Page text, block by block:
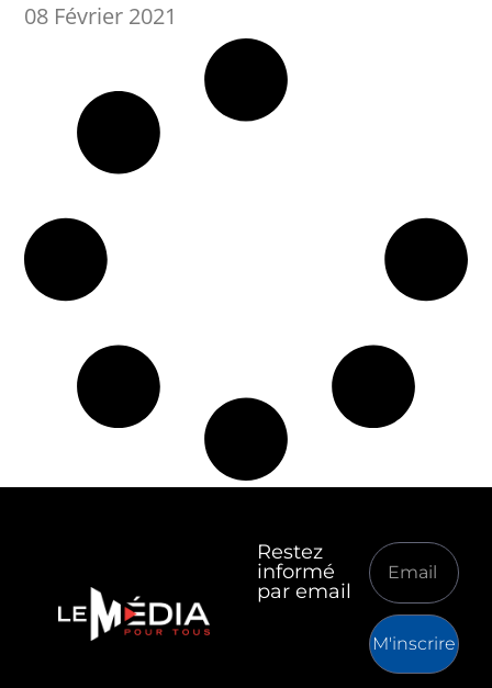
08 Février 2021
Restez
informé
par email
M'inscrire